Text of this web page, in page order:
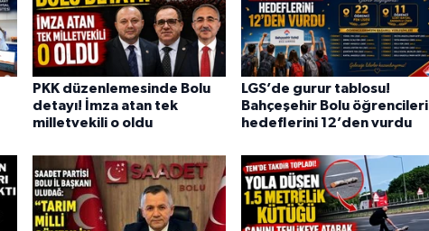
PKK düzenlemesinde Bolu
detayı! İmza atan tek
milletvekili o oldu
LGS’de gurur tablosu!
Bahçeşehir Bolu öğrencileri
hedeflerini 12’den vurdu